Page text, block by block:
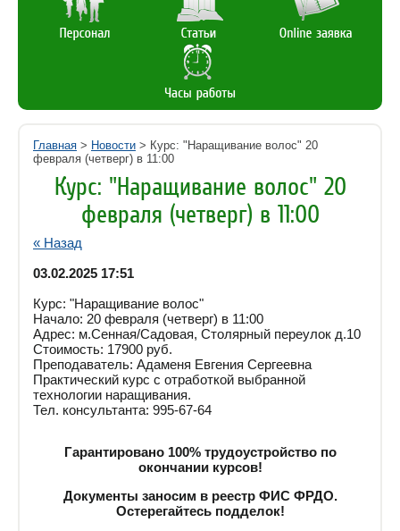
Главная > Новости > Курс: "Наращивание волос" 20
февраля (четверг) в 11:00
Курс: "Наращивание волос" 20
февраля (четверг) в 11:00
« Назад
03.02.2025 17:51
Курс: "Наращивание волос"
Начало: 20 февраля (четверг) в 11:00
Адрес: м.Сенная/Садовая, Столярный переулок д.10
Стоимость: 17900 руб.
Преподаватель: Адаменя Евгения Сергеевна
Практический курс с отработкой выбранной
технологии наращивания.
Тел. консультанта: 995-67-64
Гарантировано 100% трудоустройство по
окончании курсов!
Документы заносим в реестр ФИС ФРДО.
Остерегайтесь подделок!